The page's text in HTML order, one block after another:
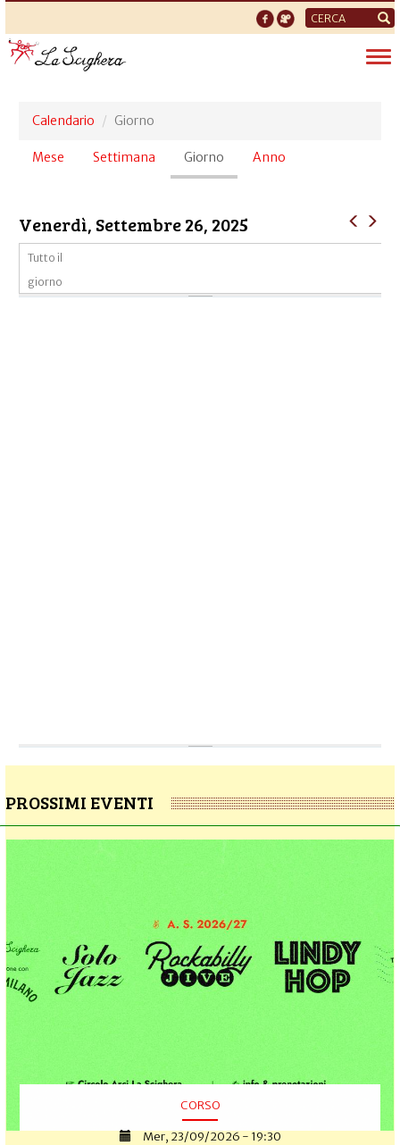
Form
di
ricerca
Calendario Giorno
Schede
Mese Settimana Giorno (scheda
attiva)
Anno
Venerdì, Settembre 26, 2025
Tutto il
giorno
PROSSIMI EVENTI
CORSO
Mer, 23/09/2026 - 19:30